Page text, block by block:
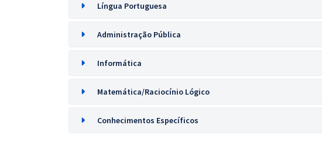
Língua Portuguesa
Administração Pública
Informática
Matemática/Raciocínio Lógico
Conhecimentos Específicos